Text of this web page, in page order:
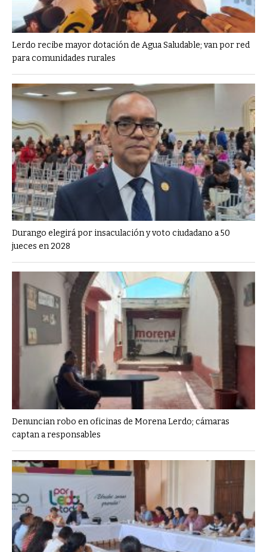
Lerdo recibe mayor dotación de Agua Saludable; van por red
para comunidades rurales
Durango elegirá por insaculación y voto ciudadano a 50
jueces en 2028
Denuncian robo en oficinas de Morena Lerdo; cámaras
captan a responsables